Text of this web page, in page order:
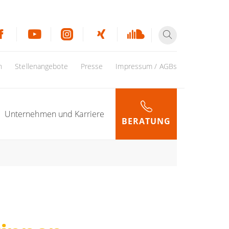
Stellenangebote Presse Impressum / AGBs
Unternehmen und Karriere
BERATUNG